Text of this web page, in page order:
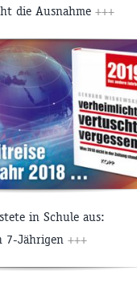
die Ausnahme +++
in Schule aus:
7-Jährigen +++